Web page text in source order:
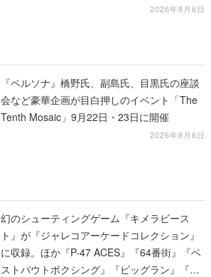
ニング歴代No.1でスタートした話題作2026年8月6日
『ペルソナ』橋野氏、副島氏、目黒氏の座談
会など豪華企画が目白押しのイベント「The
Tenth Mosaic」9月22日・23日に開催
2026年8月6日
幻のシューティングゲーム『キメラビース
ト』が『ジャレコアーケードコレクション』
に収録。ほか『P-47 ACES』『64番街』『ベ
ストバウトボクシング』『ビッグラン』『サ